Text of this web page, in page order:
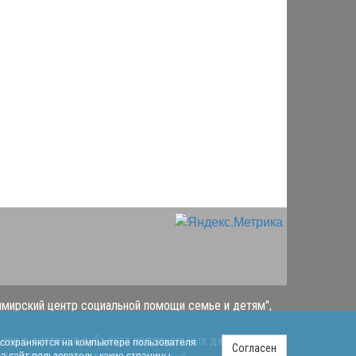
на компьютере пользователя
Согласен
центр социальной помощи семье и детям",
с согласия субъекта персональных данных в